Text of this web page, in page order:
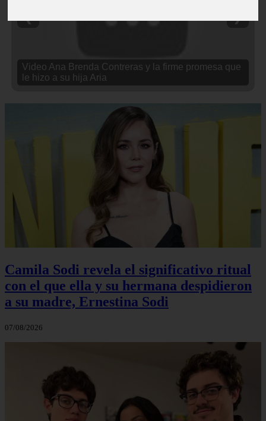
Video Ana Brenda Contreras y la firme promesa que
le hizo a su hija Aria
Camila Sodi revela el significativo ritual
con el que ella y su hermana despidieron
a su madre, Ernestina Sodi
07/08/2026